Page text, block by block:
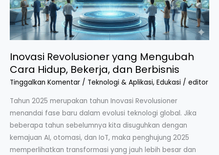
Inovasi Revolusioner yang Mengubah
Cara Hidup, Bekerja, dan Berbisnis
Tinggalkan Komentar / Teknologi & Aplikasi, Edukasi / editor
Tahun 2025 merupakan tahun Inovasi Revolusioner
menandai fase baru dalam evolusi teknologi global. Jika
beberapa tahun sebelumnya kita disuguhkan dengan
kemajuan AI, otomasi, dan IoT, maka penghujung 2025
memperlihatkan transformasi yang jauh lebih besar dan
Bekerja,
dan
Berbisnis